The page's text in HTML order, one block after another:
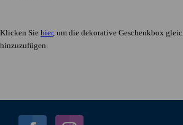
Klicken Sie hier, um die dekorative Geschenkbox
hinzuzufügen.